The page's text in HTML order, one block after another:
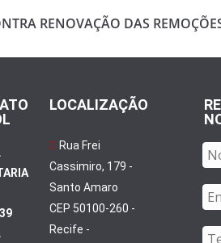
er e
RENOVAÇÃO DAS
LOCALIZAÇÃO
Rua Frei
Cassimiro, 179 -
Santo Amaro
CEP 50100-260 -
Recife -